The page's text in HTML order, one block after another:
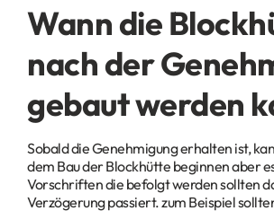
Wann die
nach der
gebaut werden
Sobald die Genehmigung erhalten ist,
dem Bau der Blockhütte beginnen aber
Vorschriften die befolgt werden sollten
Verzögerung passiert. zum Beispiel